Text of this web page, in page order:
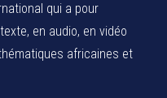
qui a pour
en audio, en vidéo
africaines et